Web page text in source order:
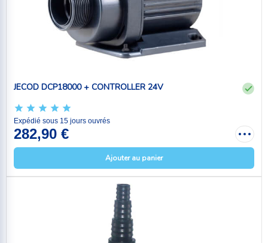
JECOD DCP18000 + CONTROLLER 24V
Expédié sous 15 jours ouvrés
282,90 €
Ajouter au panier